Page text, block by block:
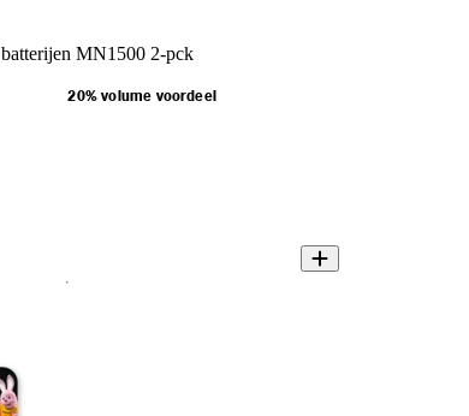
MN1500 2-pck
20% volume voordeel